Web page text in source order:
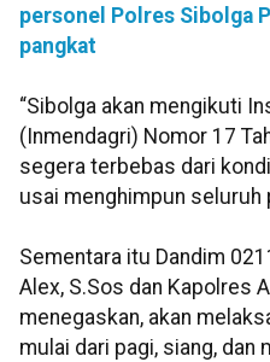
personel Polres Sibolga
pangkat
“Sibolga akan mengikuti
(Inmendagri) Nomor 17
segera terbebas dari
usai menghimpun
Sementara itu Dandim
Alex, S.Sos dan Kapolres
menegaskan, akan
mulai dari pagi, siang, dan